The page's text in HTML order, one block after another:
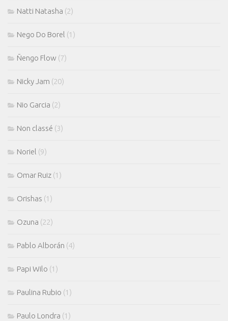
Natti Natasha (2)
Nego Do Borel (1)
Ñengo Flow (7)
Nicky Jam (20)
Nio Garcia (2)
Non classé (3)
Noriel (9)
Omar Ruiz (1)
Orishas (1)
Ozuna (22)
Pablo Alborán (4)
Papi Wilo (1)
Paulina Rubio (1)
Paulo Londra (1)